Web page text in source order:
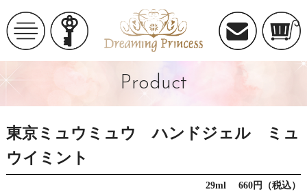
Product
東京ミュウミュウ ハンドジェル ミュ
ウイミント
29ml 660円（税込）